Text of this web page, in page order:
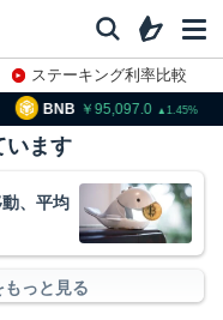
ステーキング利率比較
1.45 TRX
います
、平均
っと見る